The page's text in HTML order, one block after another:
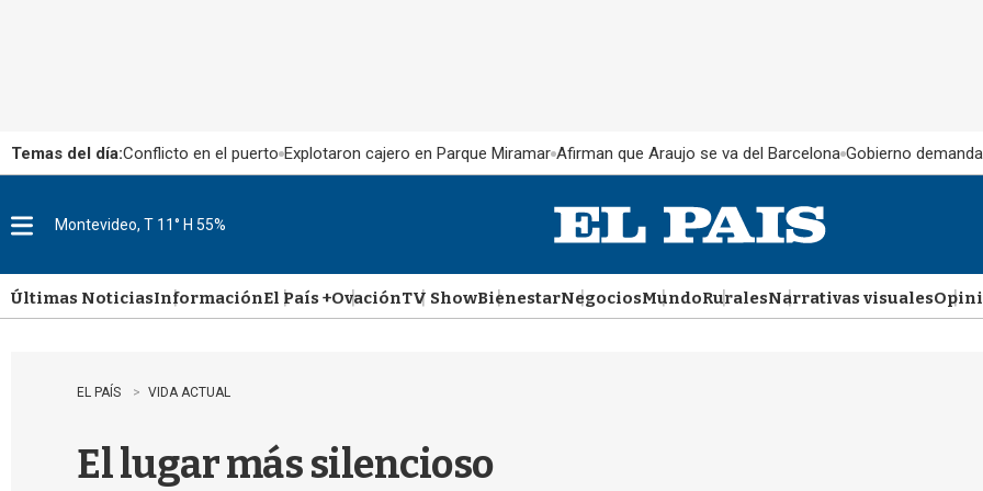
Temas del día:Conflicto en el puerto Explotaron cajero en Parque Miramar Afirman que Araujo se va del Barcelona Gobierno
u
Montevideo, T 11° H 55%
Últimas NoticiasInformaciónEl País +OvaciónTV ShowBienestarNegociosMundoRuralesNarrativas visuales
EL PAÍS VIDA ACTUAL
El lugar más silencioso